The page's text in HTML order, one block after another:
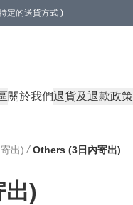
定的送貨方式 )
關於我們退貨及退款政策
出) / Others (3日內寄出)
)